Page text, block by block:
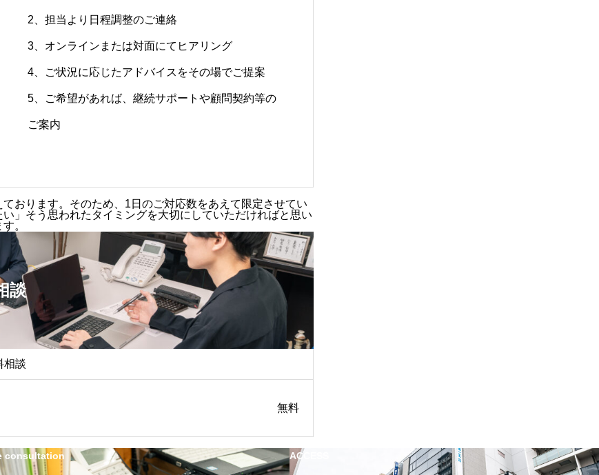
2、担当より日程調整のご連絡
3、オンラインまたは対面にてヒアリング
4、ご状況に応じたアドバイスをその場でご提案
5、ご希望があれば、継続サポートや顧問契約等の
ご案内
おります。そのため、1日のご対応数をあえて限定させてい
」 そう思われたタイミングを大切にしていただければと思い
。
談
相談
無料
consultation ACCESS